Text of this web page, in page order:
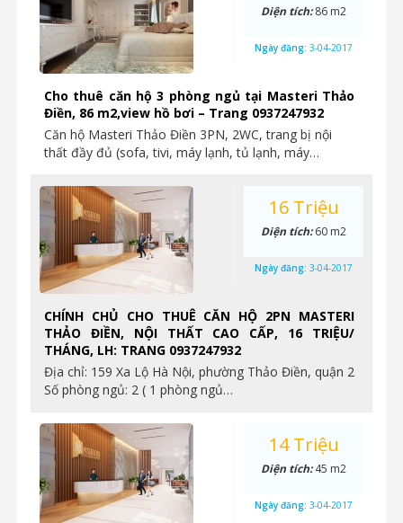
Cho thuê căn hộ 3 phòng ngủ tại Masteri Thảo
Điền, 86 m2,view hồ bơi – Trang 0937247932
Căn hộ Masteri Thảo Điền 3PN, 2WC, trang bị nội
thất đầy đủ (sofa, tivi, máy lạnh, tủ lạnh, máy…
Diện tích:86 m2
Ngày đăng: 3-04-2017
CHÍNH CHỦ CHO THUÊ CĂN HỘ 2PN MASTERI
THẢO ĐIỀN, NỘI THẤT CAO CẤP, 16 TRIỆU/
THÁNG, LH: TRANG 0937247932
Địa chỉ: 159 Xa Lộ Hà Nội, phường Thảo Điền, quận 2
Số phòng ngủ: 2 ( 1 phòng ngủ…
16 Triệu
Diện tích:60 m2
Ngày đăng: 3-04-2017
14 Triệu
Diện tích:45 m2
Ngày đăng: 3-04-2017